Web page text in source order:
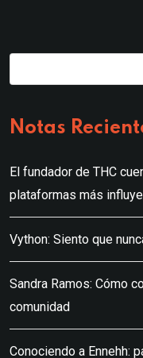
Notas
El fundador de THC
plataformas más
Vython: Siento que
Sandra Ramos: Cómo
comunidad
Conociendo a Ennehh: